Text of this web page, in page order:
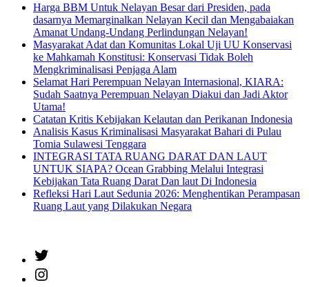
Harga BBM Untuk Nelayan Besar dari Presiden, pada
dasarnya Memarginalkan Nelayan Kecil dan Mengabaiakan
Amanat Undang-Undang Perlindungan Nelayan!
Masyarakat Adat dan Komunitas Lokal Uji UU Konservasi
ke Mahkamah Konstitusi: Konservasi Tidak Boleh
Mengkriminalisasi Penjaga Alam
Selamat Hari Perempuan Nelayan Internasional, KIARA:
Sudah Saatnya Perempuan Nelayan Diakui dan Jadi Aktor
Utama!
Catatan Kritis Kebijakan Kelautan dan Perikanan Indonesia
Analisis Kasus Kriminalisasi Masyarakat Bahari di Pulau
Tomia Sulawesi Tenggara
INTEGRASI TATA RUANG DARAT DAN LAUT
UNTUK SIAPA? Ocean Grabbing Melalui Integrasi
Kebijakan Tata Ruang Darat Dan laut Di Indonesia
Refleksi Hari Laut Sedunia 2026: Menghentikan Perampasan
Ruang Laut yang Dilakukan Negara